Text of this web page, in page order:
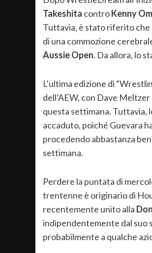
Takeshita controKenny
Tuttavia, è stato riferito che
di una commozione
Aussie Open. Da allora, lo
L’ultima edizione di
dell’AEW, con Dave
questa settimana. Tuttavia,
accaduto, poiché Guevara
procedendo abbastanza
settimana.
Perdere la puntata di
trentenne è originario di
recentemente unito alla
indipendentemente dal suo
probabilmente a qualche